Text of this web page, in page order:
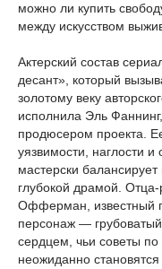
можно ли купить
между искусством
Актерский состав
десант», который
золотому веку
исполнила Эль
продюсером проекта.
уязвимости, наглости
мастерски
глубокой драмой.
Офферман, известный
персонаж —
сердцем, чьи советы
неожиданно